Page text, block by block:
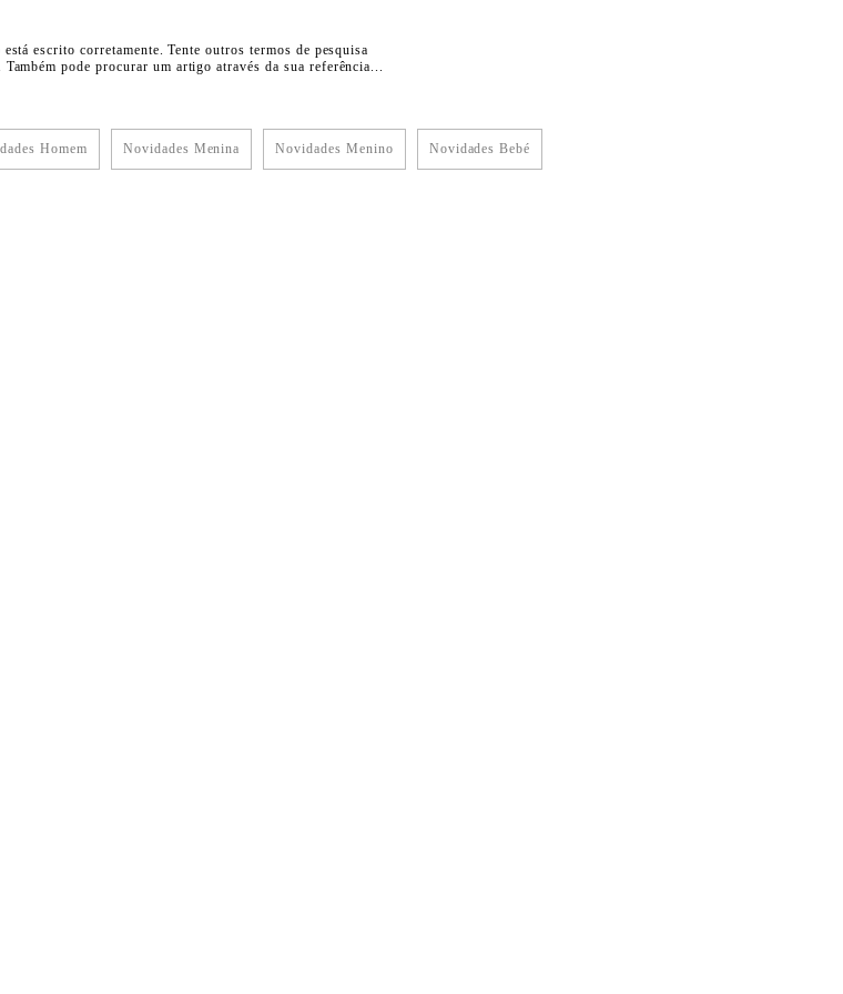
escrito corretamente. Tente outros termos de pesquisa
pode procurar um artigo através da sua referência...
Homem Novidades Menina Novidades Menino Novidades Bebé